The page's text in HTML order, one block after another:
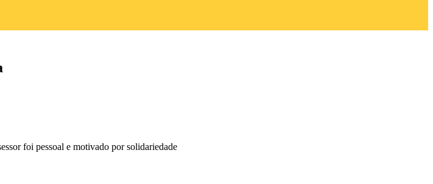
foi pessoal e motivado por solidariedade